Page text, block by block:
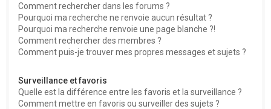
Comment rechercher dans les forums ?
Pourquoi ma recherche ne renvoie aucun résultat ?
Pourquoi ma recherche renvoie une page blanche ?!
Comment rechercher des membres ?
Comment puis-je trouver mes propres messages et sujets ?
Surveillance et favoris
Quelle est la différence entre les favoris et la surveillance ?
Comment mettre en favoris ou surveiller des sujets ?